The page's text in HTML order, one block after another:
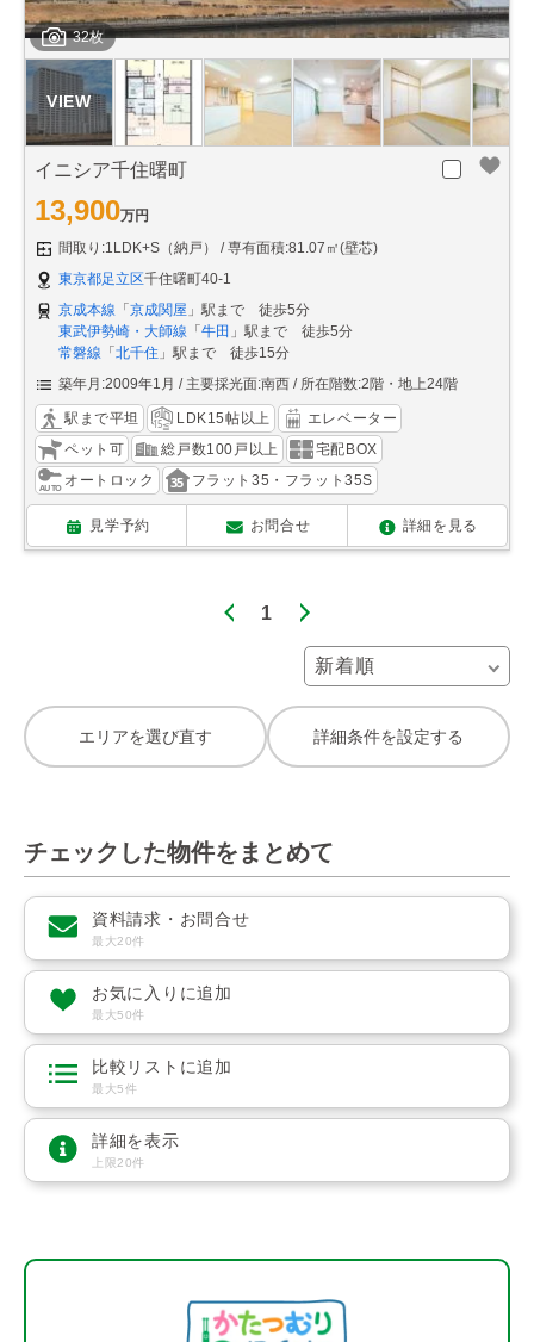
32枚
イニシア千住曙町
13,900万円
間取り:1LDK+S（納戸）
専有面積:81.07㎡(壁芯)
東京都足立区千住曙町40-1
京成本線 「京成関屋 」駅まで 徒歩5分
東武伊勢崎・大師線 「牛田 」駅まで 徒歩5分
常磐線 「北千住 」駅まで 徒歩15分
築年月:2009年1月
主要採光面:南西 所在階数:2階・地上24階
駅まで平坦 LDK15帖以上
エレベーター
ペット可
総戸数100戸以上
宅配BOX
オートロック
フラット35・フラット35S
見学予約 お問合せ 詳細を見る
1
エリアを選び直す 詳細条件を設定する
チェックした物件をまとめて
資料請求・お問合せ
最大20件
お気に入りに追加
最大50件
比較リストに追加
最大5件
詳細を表示
上限20件